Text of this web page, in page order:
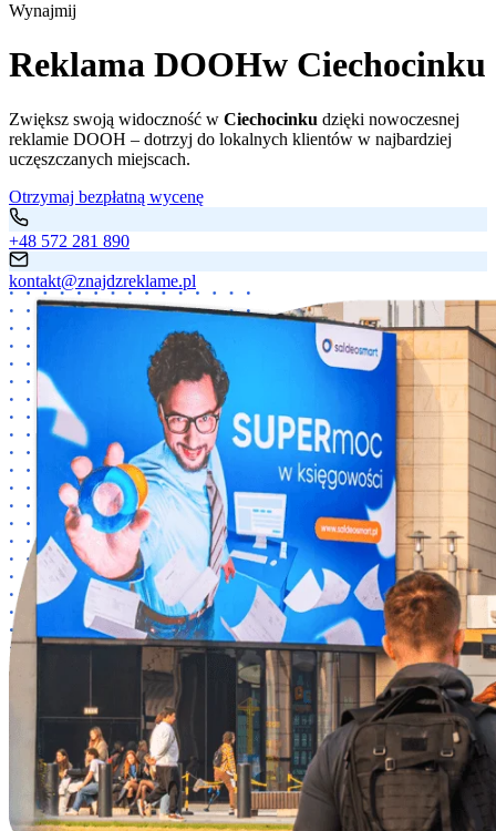
Wynajmij
Reklama DOOHw Ciechocinku
Zwiększ swoją widoczność w Ciechocinku dzięki nowoczesnej
reklamie DOOH – dotrzyj do lokalnych klientów w najbardziej
uczęszczanych miejscach.
Otrzymaj bezpłatną wycenę
+48 572 281 890
kontakt@znajdzreklame.pl